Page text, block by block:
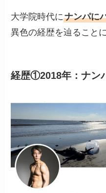
大学院時代にナンパに
異色の経歴を辿ること
経歴①2018年：ナン